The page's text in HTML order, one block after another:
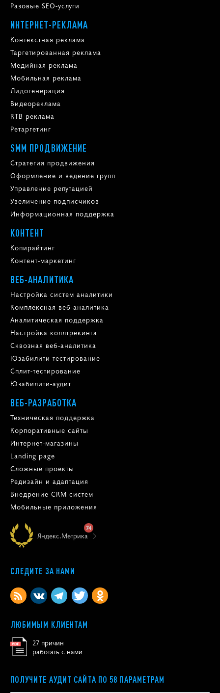
Разовые SEO-услуги
ИНТЕРНЕТ-РЕКЛАМА
Контекстная реклама
Таргетированная реклама
Медийная реклама
Мобильная реклама
Лидогенерация
Видеореклама
RTB реклама
Ретаргетинг
SMM ПРОДВИЖЕНИЕ
Стратегия продвижения
Оформление и ведение групп
Управление репутацией
Увеличение подписчиков
Информационная поддержка
КОНТЕНТ
Копирайтинг
Контент-маркетинг
ВЕБ-АНАЛИТИКА
Настройка систем аналитики
Комплексная веб-аналитика
Аналитическая поддержка
Настройка коллтрекинга
Сквозная веб-аналитика
Юзабилити-тестирование
Сплит-тестирование
Юзабилити-аудит
ВЕБ-РАЗРАБОТКА
Техническая поддержка
Корпоративные сайты
Интернет-магазины
Landing page
Сложные проекты
Редизайн и адаптация
Внедрение CRM систем
Мобильные приложения
Яндекс.Метрика
74
СЛЕДИТЕ ЗА НАМИ
ЛЮБИМЫМ КЛИЕНТАМ
27 причин
работать с нами
ПОЛУЧИТЕ АУДИТ САЙТА ПО 58 ПАРАМЕТРАМ